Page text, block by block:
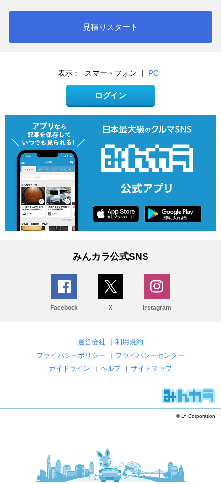
見積りスタート
表示： スマートフォン | PC
ログイン
みんカラ公式SNS
Facebook X Instagram
運営会社 | 利用規約
プライバシーポリシー
| プライバシーセンター
ガイドライン
| ヘルプ | サイトマップ
© LY Corporation